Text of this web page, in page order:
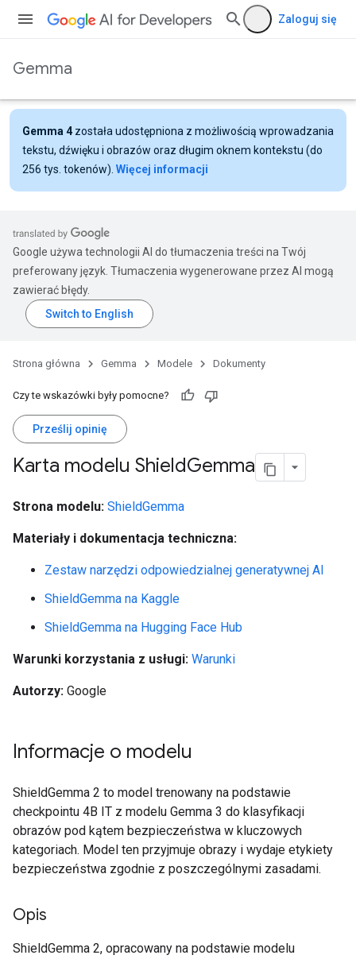
Zaloguj się
Gemma
Gemma 4 została udostępniona z możliwością wprowadzania
tekstu, dźwięku i obrazów oraz długim oknem kontekstu (do
256 tys. tokenów). Więcej informacji
Google używa technologii AI do tłumaczenia treści na Twój
preferowany język. Tłumaczenia wygenerowane przez AI mogą
zawierać błędy.
Strona główna Gemma Modele Dokumenty
Czy te wskazówki były pomocne?
Prześlij opinię
Karta modelu ShieldGemma
Strona modelu: ShieldGemma
Materiały i dokumentacja techniczna:
Zestaw narzędzi odpowiedzialnej generatywnej AI
ShieldGemma na Kaggle
ShieldGemma na Hugging Face Hub
Warunki korzystania z usługi: Warunki
Autorzy: Google
Informacje o modelu
ShieldGemma 2 to model trenowany na podstawie
checkpointu 4B IT z modelu Gemma 3 do klasyfikacji
obrazów pod kątem bezpieczeństwa w kluczowych
kategoriach. Model ten przyjmuje obrazy i wydaje etykiety
bezpieczeństwa zgodnie z poszczególnymi zasadami.
Opis
ShieldGemma 2, opracowany na podstawie modelu